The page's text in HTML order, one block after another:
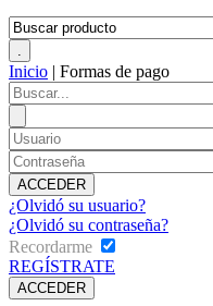
Inicio | Formas de pago
¿Olvidó su usuario?
¿Olvidó su contraseña?
Recordarme
REGÍSTRATE